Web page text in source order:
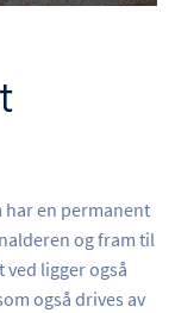
har en permanent
og fram til
ligger også
også drives av